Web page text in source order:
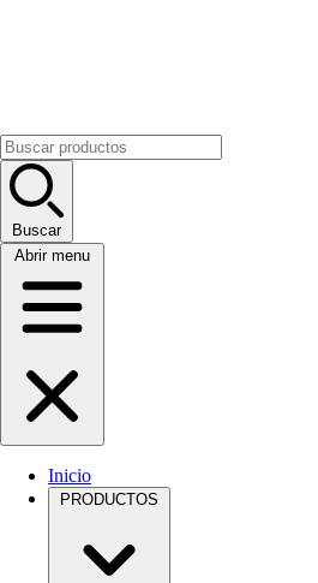
Buscar
Abrir menu
Inicio